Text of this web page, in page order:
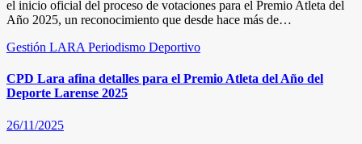
el inicio oficial del proceso de votaciones para el Premio Atleta del
Año 2025, un reconocimiento que desde hace más de…
Gestión LARA Periodismo Deportivo
CPD Lara afina detalles para el Premio Atleta del Año del
Deporte Larense 2025
26/11/2025